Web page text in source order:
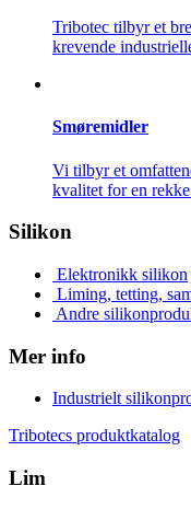
Tribotec tilbyr et
krevende
Smøremidler
Vi tilbyr et
kvalitet for en
Silikon
Elektronikk silikon
Liming, tetting,
Andre
Mer info
Industrielt
Tribotecs produktkatalog
Lim